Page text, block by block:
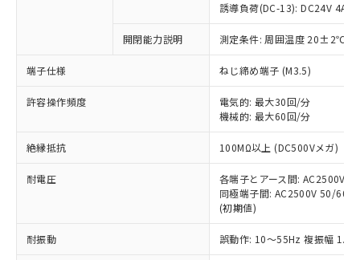
誘導負荷(DC-13): DC24V 4A/
開閉能力説明 測定条件: 周囲温度 20±2℃、
端子仕様 ねじ締め端子 (M3.5)
許容操作頻度
電気的: 最大30回/分
機械的: 最大60回/分
絶縁抵抗 100MΩ以上 (DC500Vメガ)
耐電圧
各端子とアース間: AC2500V
同極端子間: AC2500V 50/
(初期値)
耐振動 誤動作: 10～55Hz 複振幅
以下の条件をお読みいただき、同意のうえ
本サービスは、当社制御機器事業取扱
商品の当社在庫状況および標準価格
(税抜)を提供させていただくもので
当社制御機器事業取扱商品の中には、
本サービスの対象外となる商品もある
ことをご了承ください。
在庫状況および標準価格照会結果は、
記載している更新日時点での社内デー
タに基づき作成されるものであり、閲
覧された時点での実際の在庫および標
対応予定なし：EU RoHS指令（10物質）の
非含有に非対応の商品で、対応品を出す予
調査・確認中：EU RoHS指令（10物質）の
非含有の対応状況を調査中または確認中の
商品です。
害物質有無と関係のない商品です。
仕入先様の事情により、非含有部品として
いたものが、含有品と判明した場合などや
むを得ず変更することがあります。
鉛(Pb) 1000ppm以下、 水銀(Hg) 1000ppm以下、 カド
「○」：最大均質材料含有率が中国RoHSの
基準値以下であることを示します。
「×」：最大均質材料含有率が中国RoHSの
基準値を超えていることを示します。
「－」：未確認です。当社販売部門へお問
*中国RoHS10物質の基準値 (GB/T26572)：
Pb(鉛) :1000ppm、 Hg(水銀) : 1000ppm、 Cd(カドミウ
当社は、これら貴社製品のうち、外国
為替および外国貿易法に定める商品
（以下｢規制貨物等」という）を輸出
または国外への提供する場合は、日本
国政府の輸出許可(または役務取引許